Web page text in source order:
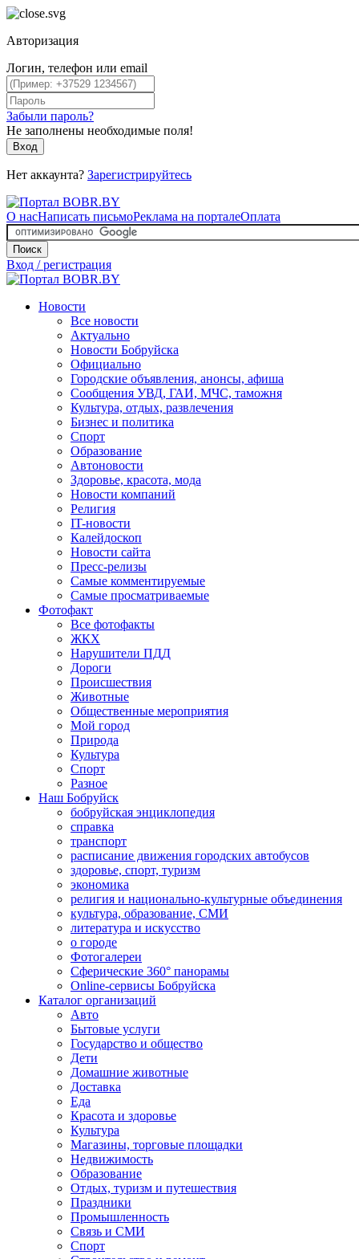
Авторизация
Логин, телефон или email
Забыли пароль?
Не заполнены необходимые поля!
Вход
Нет аккаунта? Зарегистрируйтесь
О насНаписать письмоРеклама на порталеОплата
Поиск
Вход / регистрация
Новости
Все новости
Актуально
Новости Бобруйска
Официально
Городские объявления, анонсы, афиша
Сообщения УВД, ГАИ, МЧС, таможня
Культура, отдых, развлечения
Бизнес и политика
Спорт
Образование
Автоновости
Здоровье, красота, мода
Новости компаний
Религия
IT-новости
Калейдоскоп
Новости сайта
Пресс-релизы
Самые комментируемые
Самые просматриваемые
Фотофакт
Все фотофакты
ЖКХ
Нарушители ПДД
Дороги
Происшествия
Животные
Общественные мероприятия
Мой город
Природа
Культура
Спорт
Разное
Наш Бобруйск
бобруйская энциклопедия
справка
транспорт
расписание движения городских автобусов
здоровье, спорт, туризм
экономика
религия и национально-культурные объединения
культура, образование, СМИ
литература и искусство
о городе
Фотогалереи
Сферические 360° панорамы
Online-сервисы Бобруйска
Каталог организаций
Авто
Бытовые услуги
Государство и общество
Дети
Домашние животные
Доставка
Еда
Красота и здоровье
Культура
Магазины, торговые площадки
Недвижимость
Образование
Отдых, туризм и путешествия
Праздники
Промышленность
Связь и СМИ
Спорт